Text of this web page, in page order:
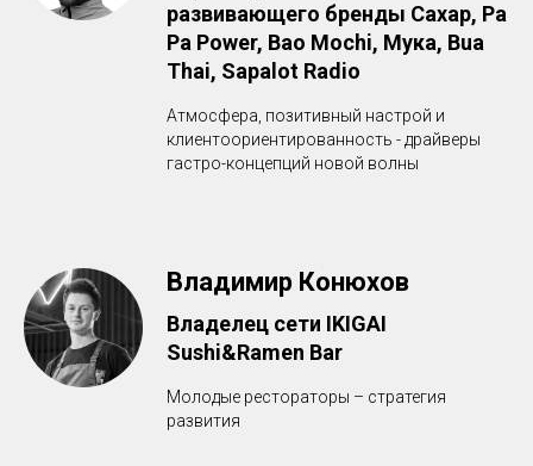
развивающего бренды Сахар, Pa
Pa Power, Bao Mochi, Мука, Bua
Thai, Sapalot Radio
Атмосфера, позитивный настрой и
клиентоориентированность - драйверы
гастро-концепций новой волны
Владимир Конюхов
Владелец сети IKIGAI
Sushi&Ramen Bar
Молодые рестораторы – стратегия
развития